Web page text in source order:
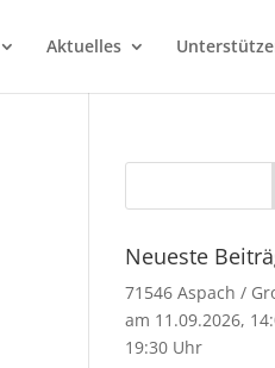
Aktuelles
Neueste
71546 Aspach /
am 11.09.2026,
19:30 Uhr